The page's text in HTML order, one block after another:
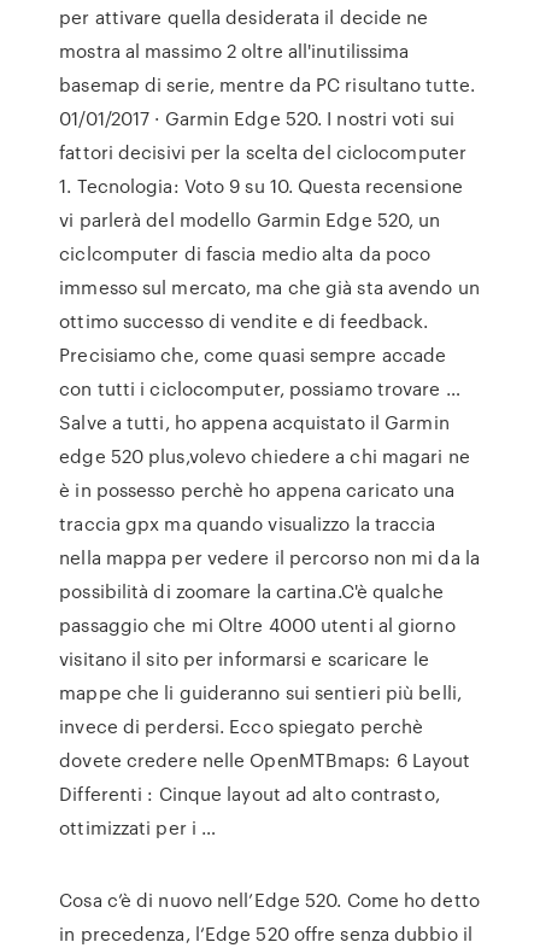
per attivare quella desiderata il decide ne
mostra al massimo 2 oltre all'inutilissima
basemap di serie, mentre da PC risultano tutte.
01/01/2017 · Garmin Edge 520. I nostri voti sui
fattori decisivi per la scelta del ciclocomputer
1. Tecnologia: Voto 9 su 10. Questa recensione
vi parlerà del modello Garmin Edge 520, un
ciclcomputer di fascia medio alta da poco
immesso sul mercato, ma che già sta avendo un
ottimo successo di vendite e di feedback.
Precisiamo che, come quasi sempre accade
con tutti i ciclocomputer, possiamo trovare …
Salve a tutti, ho appena acquistato il Garmin
edge 520 plus,volevo chiedere a chi magari ne
è in possesso perchè ho appena caricato una
traccia gpx ma quando visualizzo la traccia
nella mappa per vedere il percorso non mi da la
possibilità di zoomare la cartina.C'è qualche
passaggio che mi Oltre 4000 utenti al giorno
visitano il sito per informarsi e scaricare le
mappe che li guideranno sui sentieri più belli,
invece di perdersi. Ecco spiegato perchè
dovete credere nelle OpenMTBmaps: 6 Layout
Differenti : Cinque layout ad alto contrasto,
ottimizzati per i …
Cosa c’è di nuovo nell’Edge 520. Come ho detto
in precedenza, l‘Edge 520 offre senza dubbio il